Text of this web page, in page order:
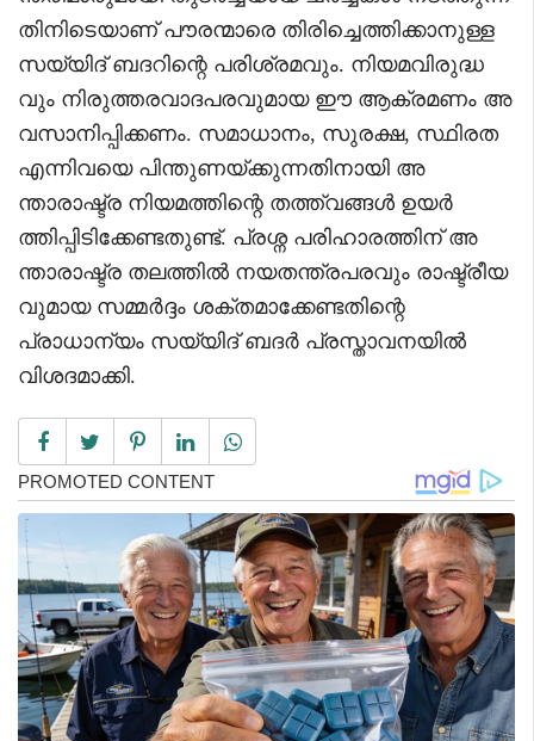
തിനിടെയാണ് പൗരന്മാരെ തിരിച്ചെത്തിക്കാനുള്ള
സയ്യിദ് ബദറിന്റെ പരിശ്രമവും. നിയമവിരുദ്ധ
വും നിരുത്തരവാദപരവുമായ ഈ ആക്രമണം അ
വസാനിപ്പിക്കണം. സമാധാനം, സുരക്ഷ, സ്ഥിരത
എന്നിവയെ പിന്തുണയ്ക്കുന്നതിനായി അ
ന്താരാഷ്ട്ര നിയമത്തിന്റെ തത്ത്വങ്ങൾ ഉയർ
ത്തിപ്പിടിക്കേണ്ടതുണ്ട്. പ്രശ്ന പരിഹാരത്തിന് അ
ന്താരാഷ്ട്ര തലത്തിൽ നയതന്ത്രപരവും രാഷ്ട്രീയ
വുമായ സമ്മർദ്ദം ശക്തമാക്കേണ്ടതിന്റെ
പ്രാധാന്യം സയ്യിദ് ബദർ പ്രസ്താവനയിൽ
വിശദമാക്കി.